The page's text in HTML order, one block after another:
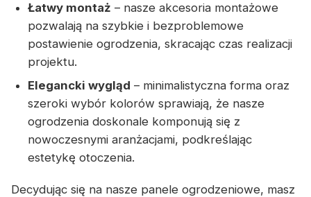
Łatwy montaż – nasze akcesoria montażowe
pozwalają na szybkie i bezproblemowe
postawienie ogrodzenia, skracając czas realizacji
projektu.
Elegancki wygląd – minimalistyczna forma oraz
szeroki wybór kolorów sprawiają, że nasze
ogrodzenia doskonale komponują się z
nowoczesnymi aranżacjami, podkreślając
estetykę otoczenia.
Decydując się na nasze panele ogrodzeniowe, masz